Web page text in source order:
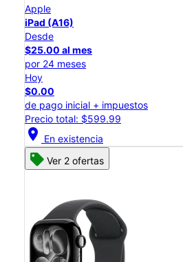
Apple
iPad (A16)
Desde
$25.00 al mes
por 24 meses
Hoy
$0.00
de pago inicial + impuestos
Precio total: $599.99
location_on En existencia
Ver 2 ofertas